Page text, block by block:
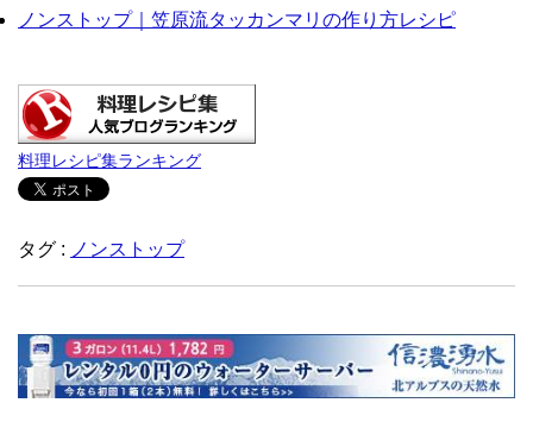
ノンストップ｜笠原流タッカンマリの作り方レシピ
料理レシピ集ランキング
タグ : ノンストップ